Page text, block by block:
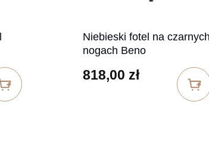
Niebieski fotel na czarnych
nogach Beno
818,00 zł